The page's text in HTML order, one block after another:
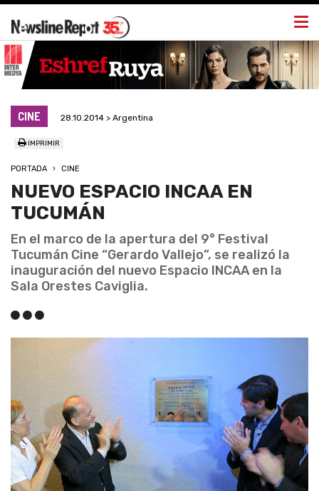
CINE 28.10.2014 > Argentina
IMPRIMIR
PORTADA CINE
NUEVO ESPACIO INCAA EN
TUCUMÁN
En el marco de la apertura del 9° Festival
Tucumán Cine “Gerardo Vallejo”, se realizó la
inauguración del nuevo Espacio INCAA en la
Sala Orestes Caviglia.